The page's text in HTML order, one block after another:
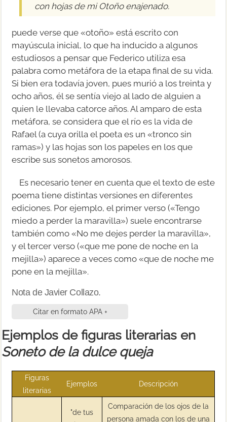
con hojas de mi Otoño enajenado.
puede verse que «otoño» está escrito con
mayúscula inicial, lo que ha inducido a algunos
estudiosos a pensar que Federico utiliza esa
palabra como metáfora de la etapa final de su vida.
Si bien era todavía joven, pues murió a los treinta y
ocho años, él se sentía viejo al lado de alguien a
quien le llevaba catorce años. Al amparo de esta
metáfora, se considera que el río es la vida de
Rafael (a cuya orilla el poeta es un «tronco sin
ramas») y las hojas son los papeles en los que
escribe sus sonetos amorosos.
Es necesario tener en cuenta que el texto de este
poema tiene distintas versiones en diferentes
ediciones. Por ejemplo, el primer verso («Tengo
miedo a perder la maravilla») suele encontrarse
también como «No me dejes perder la maravilla»,
y el tercer verso («que me pone de noche en la
mejilla») aparece a veces como «que de noche me
pone en la mejilla».
Nota de Javier Collazo.
Citar en formato APA +
Ejemplos de figuras literarias en
Soneto de la dulce queja
Figuras
literarias
Ejemplos Descripción
"de tus
Comparación de los ojos de la
persona amada con los de una